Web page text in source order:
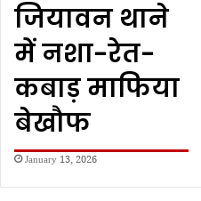
जियावन थाने
में नशा-रेत-
कबाड़ माफिया
बेखौफ
January 13, 2026